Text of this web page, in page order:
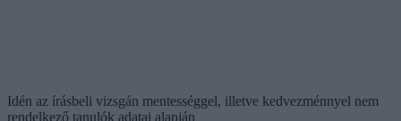
Idén az írásbeli vizsgán mentességgel, illetve kedvezménnyel nem
rendelkező tanulók adatai alapján